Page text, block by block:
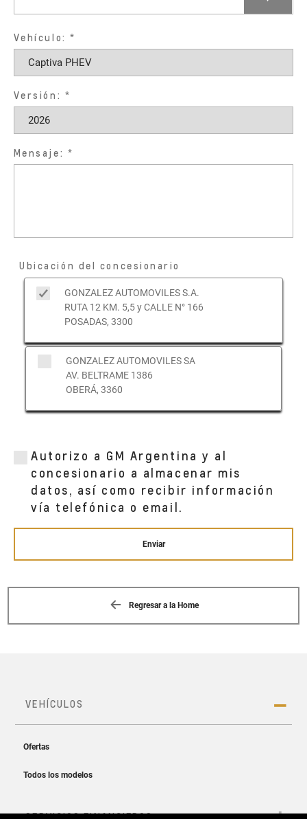
Vehículo:
Versión:
Mensaje:
Ubicación del concesionario
GONZALEZ AUTOMOVILES S.A.
RUTA 12 KM. 5,5 y CALLE N° 166
POSADAS, 3300
GONZALEZ AUTOMOVILES SA
AV. BELTRAME 1386
OBERÁ, 3360
Autorizo a GM Argentina y al
concesionario a almacenar mis
datos, así como recibir información
vía telefónica o email.
Enviar
Regresar a la Home